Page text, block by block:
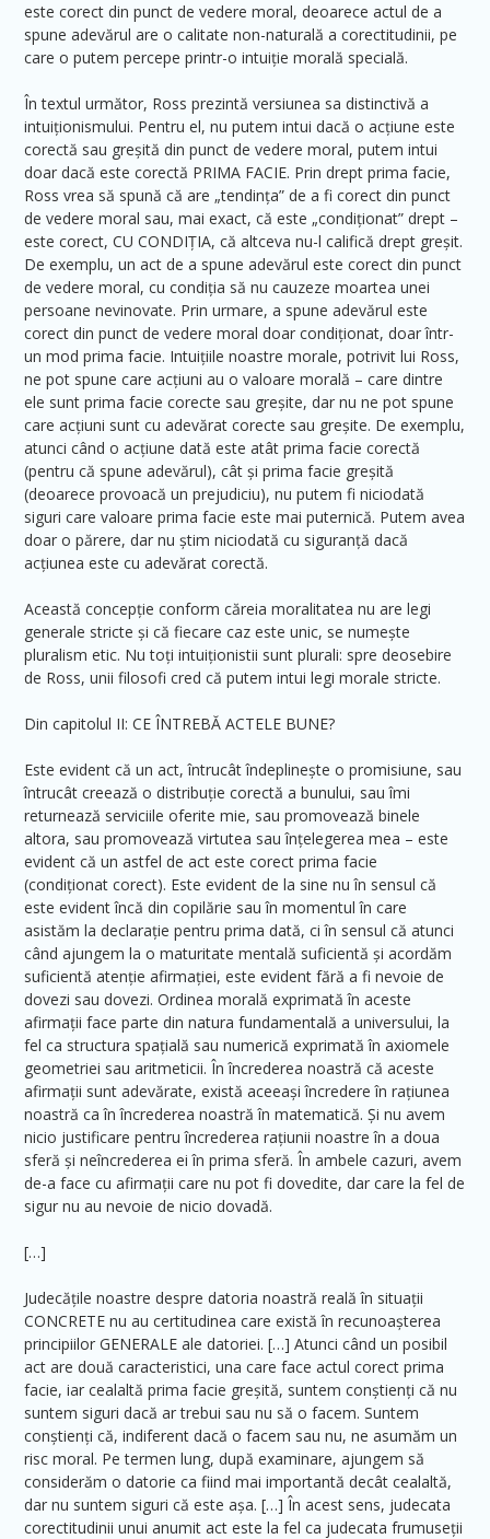
este corect din punct de vedere moral, deoarece actul de a
spune adevărul are o calitate non-naturală a corectitudinii, pe
care o putem percepe printr-o intuiție morală specială.
În textul următor, Ross prezintă versiunea sa distinctivă a
intuiționismului. Pentru el, nu putem intui dacă o acțiune este
corectă sau greșită din punct de vedere moral, putem intui
doar dacă este corectă PRIMA FACIE. Prin drept prima facie,
Ross vrea să spună că are „tendința” de a fi corect din punct
de vedere moral sau, mai exact, că este „condiționat” drept –
este corect, CU CONDIȚIA, că altceva nu-l califică drept greșit.
De exemplu, un act de a spune adevărul este corect din punct
de vedere moral, cu condiția să nu cauzeze moartea unei
persoane nevinovate. Prin urmare, a spune adevărul este
corect din punct de vedere moral doar condiționat, doar într-
un mod prima facie. Intuițiile noastre morale, potrivit lui Ross,
ne pot spune care acțiuni au o valoare morală – care dintre
ele sunt prima facie corecte sau greșite, dar nu ne pot spune
care acțiuni sunt cu adevărat corecte sau greșite. De exemplu,
atunci când o acțiune dată este atât prima facie corectă
(pentru că spune adevărul), cât și prima facie greșită
(deoarece provoacă un prejudiciu), nu putem fi niciodată
siguri care valoare prima facie este mai puternică. Putem avea
doar o părere, dar nu știm niciodată cu siguranță dacă
acțiunea este cu adevărat corectă.
Această concepție conform căreia moralitatea nu are legi
generale stricte și că fiecare caz este unic, se numește
pluralism etic. Nu toți intuiționistii sunt plurali: spre deosebire
de Ross, unii filosofi cred că putem intui legi morale stricte.
Din capitolul II: CE ÎNTREBĂ ACTELE BUNE?
Este evident că un act, întrucât îndeplinește o promisiune, sau
întrucât creează o distribuție corectă a bunului, sau îmi
returnează serviciile oferite mie, sau promovează binele
altora, sau promovează virtutea sau înțelegerea mea – este
evident că un astfel de act este corect prima facie
(condiționat corect). Este evident de la sine nu în sensul că
este evident încă din copilărie sau în momentul în care
asistăm la declarație pentru prima dată, ci în sensul că atunci
când ajungem la o maturitate mentală suficientă și acordăm
suficientă atenție afirmației, este evident fără a fi nevoie de
dovezi sau dovezi. Ordinea morală exprimată în aceste
afirmații face parte din natura fundamentală a universului, la
fel ca structura spațială sau numerică exprimată în axiomele
geometriei sau aritmeticii. În încrederea noastră că aceste
afirmații sunt adevărate, există aceeași încredere în rațiunea
noastră ca în încrederea noastră în matematică. Și nu avem
nicio justificare pentru încrederea rațiunii noastre în a doua
sferă și neîncrederea ei în prima sferă. În ambele cazuri, avem
de-a face cu afirmații care nu pot fi dovedite, dar care la fel de
sigur nu au nevoie de nicio dovadă.
[…]
Judecățile noastre despre datoria noastră reală în situații
CONCRETE nu au certitudinea care există în recunoașterea
principiilor GENERALE ale datoriei. […] Atunci când un posibil
act are două caracteristici, una care face actul corect prima
facie, iar cealaltă prima facie greșită, suntem conștienți că nu
suntem siguri dacă ar trebui sau nu să o facem. Suntem
conștienți că, indiferent dacă o facem sau nu, ne asumăm un
risc moral. Pe termen lung, după examinare, ajungem să
considerăm o datorie ca fiind mai importantă decât cealaltă,
dar nu suntem siguri că este așa. […] În acest sens, judecata
corectitudinii unui anumit act este la fel ca judecata frumuseții